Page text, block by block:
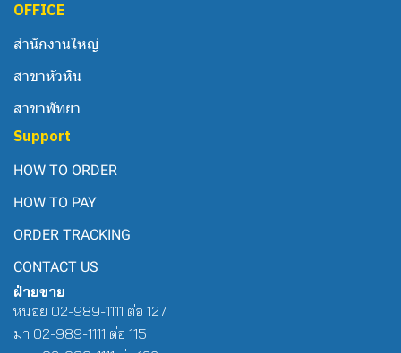
OFFICE
สำนักงานใหญ่
สาขาหัวหิน
สาขาพัทยา
Support
HOW TO ORDER
HOW TO PAY
ORDER TRACKING
CONTACT US
ฝ่ายขาย
หน่อย 02-989-1111 ต่อ 127
มา 02-989-1111 ต่อ 115